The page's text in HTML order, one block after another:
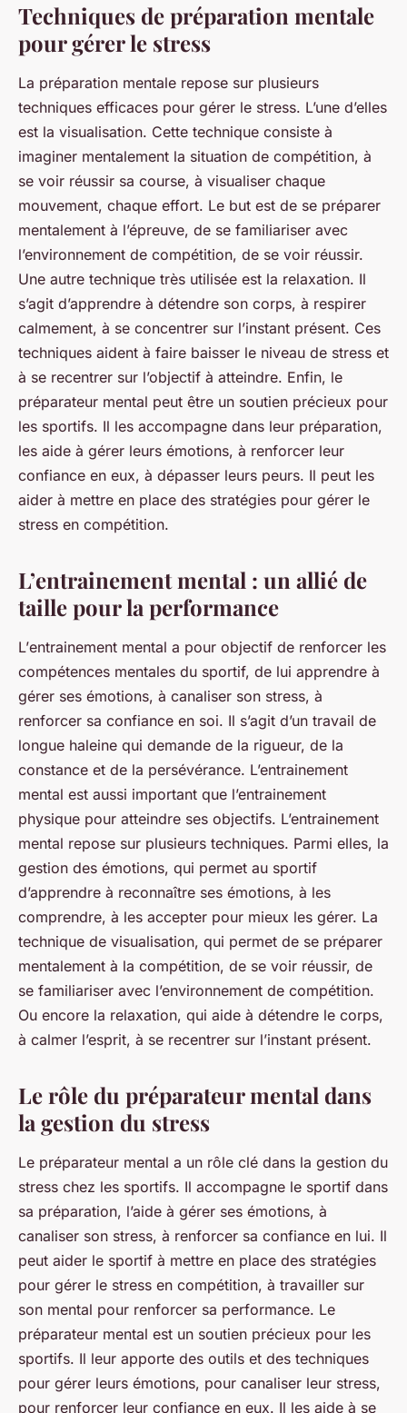
Techniques de préparation mentale
pour gérer le stress
La préparation mentale repose sur plusieurs
techniques efficaces pour gérer le stress. L’une d’elles
est la visualisation. Cette technique consiste à
imaginer mentalement la situation de compétition, à
se voir réussir sa course, à visualiser chaque
mouvement, chaque effort. Le but est de se préparer
mentalement à l’épreuve, de se familiariser avec
l’environnement de compétition, de se voir réussir.
Une autre technique très utilisée est la relaxation. Il
s’agit d’apprendre à détendre son corps, à respirer
calmement, à se concentrer sur l’instant présent. Ces
techniques aident à faire baisser le niveau de stress et
à se recentrer sur l’objectif à atteindre. Enfin, le
préparateur mental peut être un soutien précieux pour
les sportifs. Il les accompagne dans leur préparation,
les aide à gérer leurs émotions, à renforcer leur
confiance en eux, à dépasser leurs peurs. Il peut les
aider à mettre en place des stratégies pour gérer le
stress en compétition.
L’entrainement mental : un allié de
taille pour la performance
L’entrainement mental a pour objectif de renforcer les
compétences mentales du sportif, de lui apprendre à
gérer ses émotions, à canaliser son stress, à
renforcer sa confiance en soi. Il s’agit d’un travail de
longue haleine qui demande de la rigueur, de la
constance et de la persévérance. L’entrainement
mental est aussi important que l’entrainement
physique pour atteindre ses objectifs. L’entrainement
mental repose sur plusieurs techniques. Parmi elles, la
gestion des émotions, qui permet au sportif
d’apprendre à reconnaître ses émotions, à les
comprendre, à les accepter pour mieux les gérer. La
technique de visualisation, qui permet de se préparer
mentalement à la compétition, de se voir réussir, de
se familiariser avec l’environnement de compétition.
Ou encore la relaxation, qui aide à détendre le corps,
à calmer l’esprit, à se recentrer sur l’instant présent.
Le rôle du préparateur mental dans
la gestion du stress
Le préparateur mental a un rôle clé dans la gestion du
stress chez les sportifs. Il accompagne le sportif dans
sa préparation, l’aide à gérer ses émotions, à
canaliser son stress, à renforcer sa confiance en lui. Il
peut aider le sportif à mettre en place des stratégies
pour gérer le stress en compétition, à travailler sur
son mental pour renforcer sa performance. Le
préparateur mental est un soutien précieux pour les
sportifs. Il leur apporte des outils et des techniques
pour gérer leurs émotions, pour canaliser leur stress,
pour renforcer leur confiance en eux. Il les aide à se